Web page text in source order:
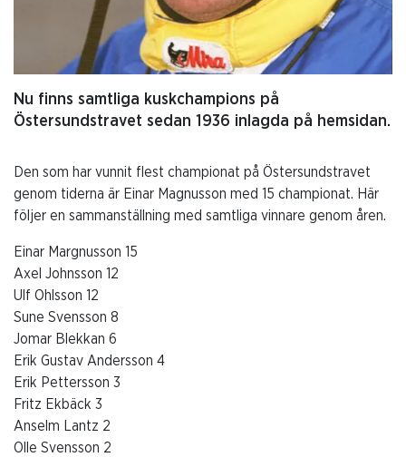
Nu finns samtliga kuskchampions på
Östersundstravet sedan 1936 inlagda på hemsidan.
Den som har vunnit flest championat på Östersundstravet
genom tiderna är Einar Magnusson med 15 championat. Här
följer en sammanställning med samtliga vinnare genom åren.
Einar Margnusson 15
Axel Johnsson 12
Ulf Ohlsson 12
Sune Svensson 8
Jomar Blekkan 6
Erik Gustav Andersson 4
Erik Pettersson 3
Fritz Ekbäck 3
Anselm Lantz 2
Olle Svensson 2